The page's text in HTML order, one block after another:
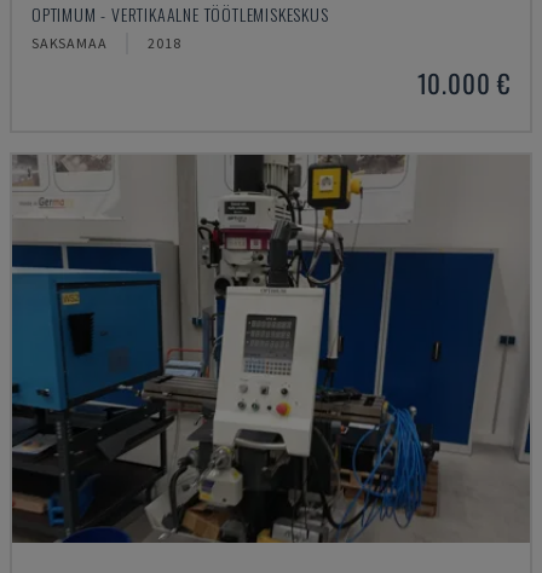
OPTIMUM - VERTIKAALNE TÖÖTLEMISKESKUS
SAKSAMAA 2018
10.000 €